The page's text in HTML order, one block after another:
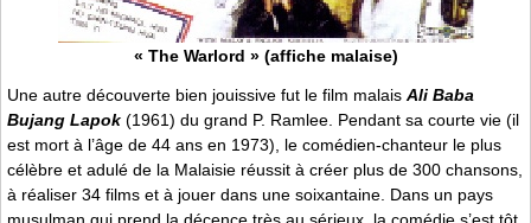
« The Warlord » (affiche malaise)
Une autre découverte bien jouissive fut le film malais Ali Baba
Bujang Lapok (1961) du grand P. Ramlee. Pendant sa courte vie (il
est mort à l’âge de 44 ans en 1973), le comédien-chanteur le plus
célèbre et adulé de la Malaisie réussit à créer plus de 300 chansons,
à réaliser 34 films et à jouer dans une soixantaine. Dans un pays
musulman qui prend la décence très au sérieux, la comédie s’est tôt